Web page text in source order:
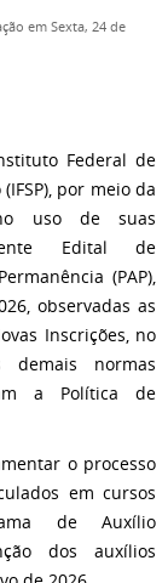
em Sexta, 24 de
Federal de
por meio da
no uso de suas
Edital de
(PAP),
observadas as
Inscrições, no
normas
a Política de
o processo
em cursos
de Auxílio
dos auxílios